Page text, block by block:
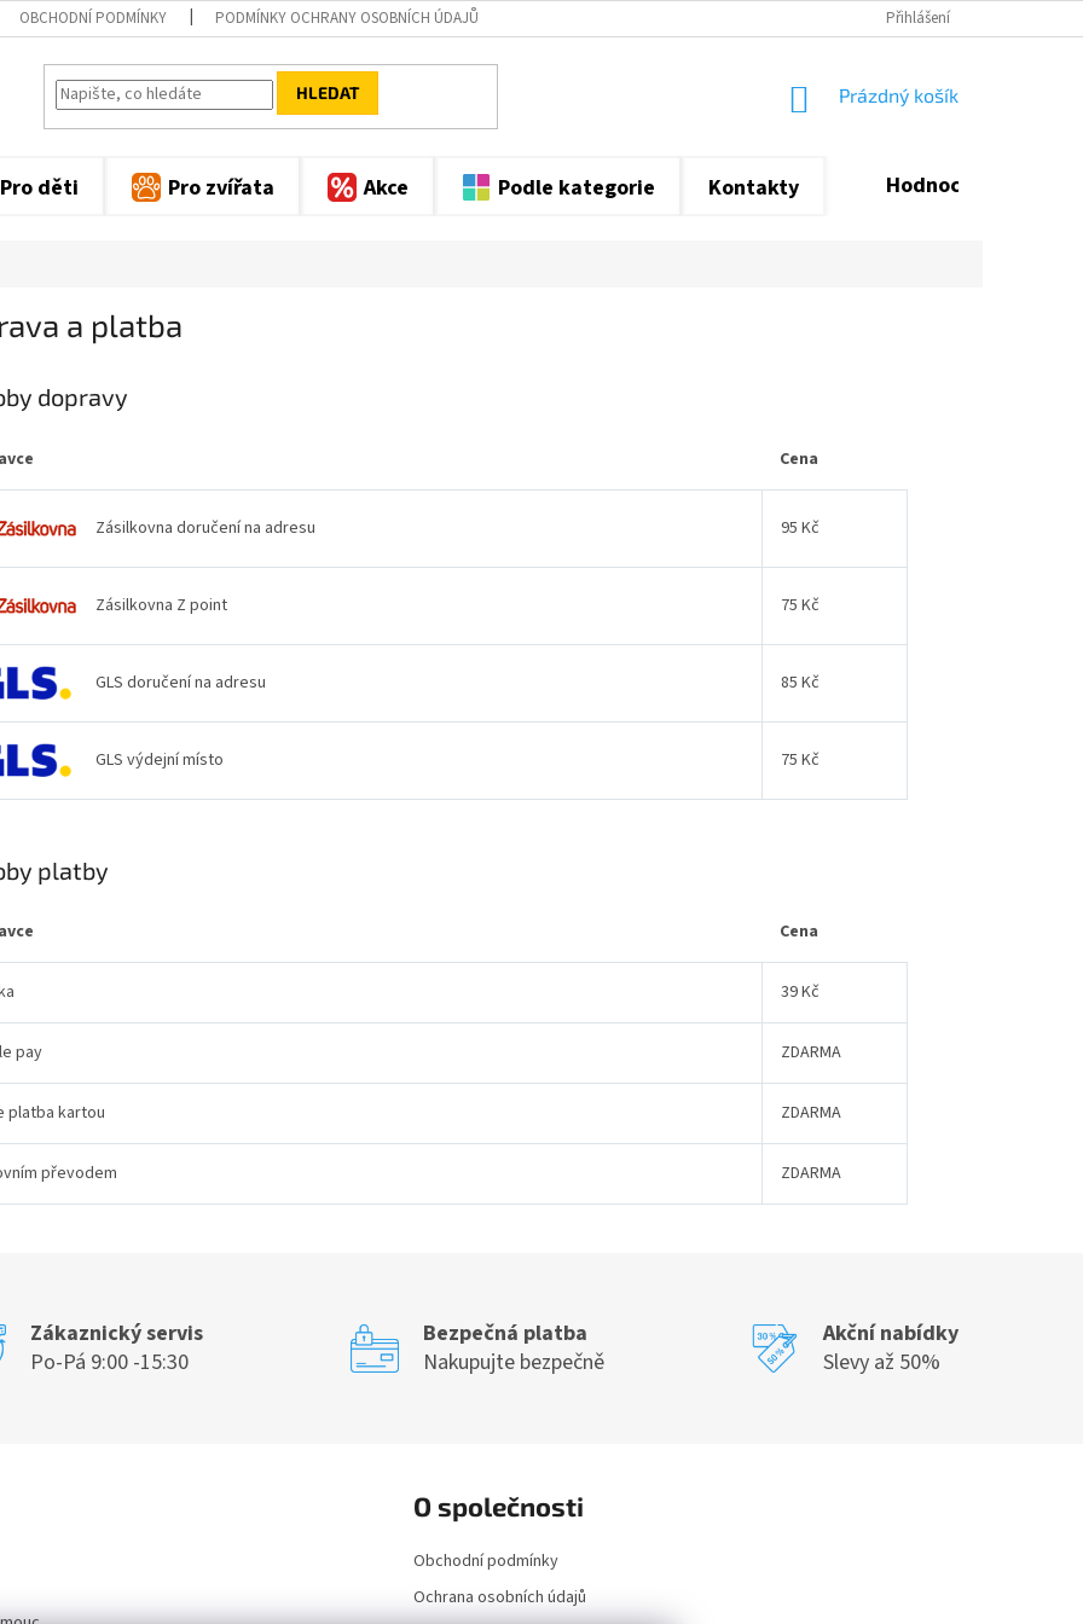
OBCHODNÍ PODMÍNKY PODMÍNKY OCHRANY OSOBNÍCH ÚDAJŮ Přihlášení
HLEDAT
NÁKUPNÍ
Prázdný košík
Pro děti Pro zvířata Akce Podle kategorie Kontakty Hodnocení obchodu
a platba
dopravy
Cena
Zásilkovna doručení na adresu 95 Kč
Zásilkovna Z point 75 Kč
GLS doručení na adresu 85 Kč
GLS výdejní místo 75 Kč
platby
Cena
39 Kč
pay ZDARMA
platba kartou ZDARMA
převodem ZDARMA
Zákaznický servis
Po-Pá 9:00 -15:30
Bezpečná platba
Nakupujte bezpečně
Akční nabídky
Slevy až 50%
O společnosti
Obchodní podmínky
Ochrana osobních údajů